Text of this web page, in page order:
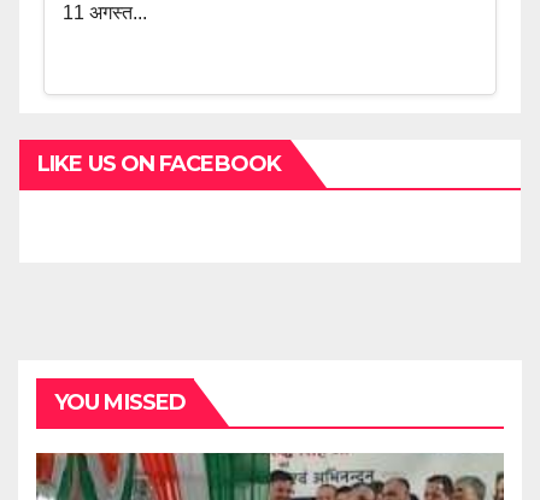
11 अगस्त...
LIKE US ON FACEBOOK
YOU MISSED